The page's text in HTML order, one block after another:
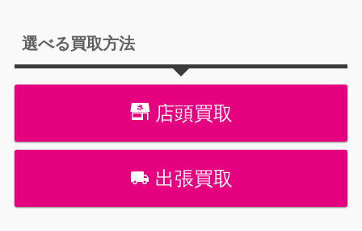
選べる買取方法
店頭買取
出張買取